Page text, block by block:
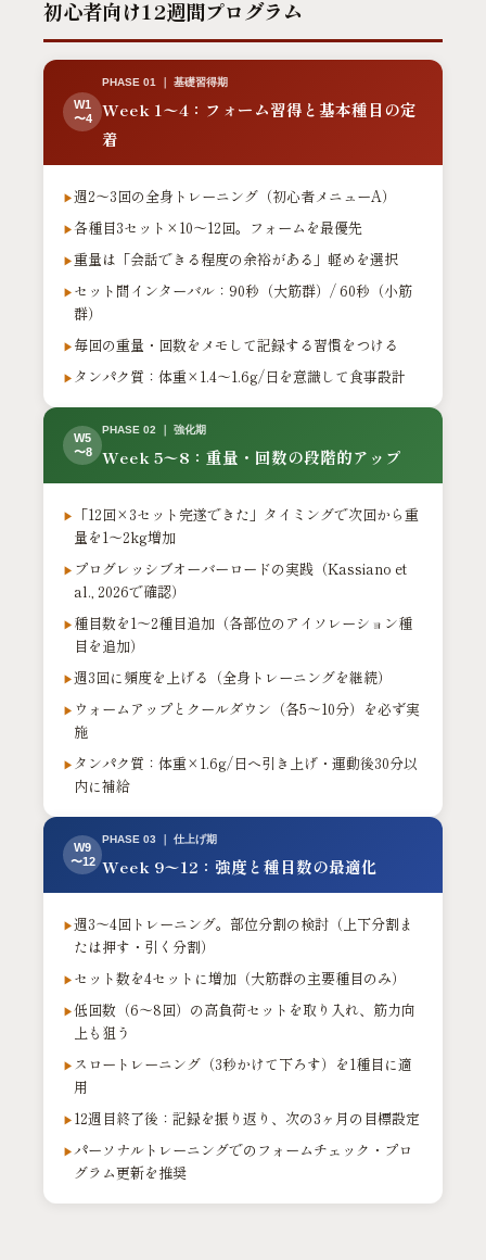
初心者向け12週間プログラム
W1
〜4
PHASE 01 ｜ 基礎習得期
Week 1〜4：フォーム習得と基本種目の定
着
週2〜3回の全身トレーニング（初心者メニューA）
各種目3セット×10〜12回。フォームを最優先
重量は「会話できる程度の余裕がある」軽めを選択
セット間インターバル：90秒（大筋群）/ 60秒（小筋
群）
毎回の重量・回数をメモして記録する習慣をつける
タンパク質：体重×1.4〜1.6g/日を意識して食事設計
W5
〜8
PHASE 02 ｜ 強化期
Week 5〜8：重量・回数の段階的アップ
「12回×3セット完遂できた」タイミングで次回から重
量を1〜2kg増加
プログレッシブオーバーロードの実践（Kassiano et
al., 2026で確認）
種目数を1〜2種目追加（各部位のアイソレーション種
目を追加）
週3回に頻度を上げる（全身トレーニングを継続）
ウォームアップとクールダウン（各5〜10分）を必ず実
施
タンパク質：体重×1.6g/日へ引き上げ・運動後30分以
内に補給
W9
〜12
PHASE 03 ｜ 仕上げ期
Week 9〜12：強度と種目数の最適化
週3〜4回トレーニング。部位分割の検討（上下分割ま
たは押す・引く分割）
セット数を4セットに増加（大筋群の主要種目のみ）
低回数（6〜8回）の高負荷セットを取り入れ、筋力向
上も狙う
スロートレーニング（3秒かけて下ろす）を1種目に適
用
12週目終了後：記録を振り返り、次の3ヶ月の目標設定
パーソナルトレーニングでのフォームチェック・プロ
グラム更新を推奨